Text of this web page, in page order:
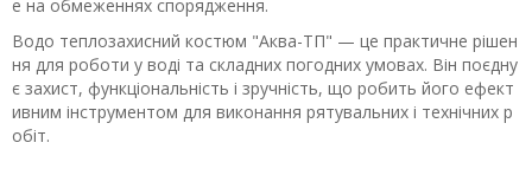
е на обмеженнях спорядження.
Водо теплозахисний костюм "Аква-ТП" — це практичне рішен
ня для роботи у воді та складних погодних умовах. Він поєдну
є захист, функціональність і зручність, що робить його ефект
ивним інструментом для виконання рятувальних і технічних р
обіт.